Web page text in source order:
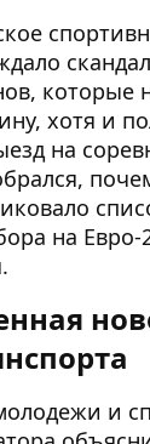
которые
хотя и
на
на Евро-
.
и